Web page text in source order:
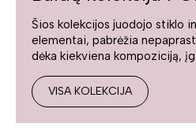
Šios kolekcijos juodojo stiklo
elementai, pabrėžia
dėka kiekviena kompoziciją,
VISA KOLEKCIJA